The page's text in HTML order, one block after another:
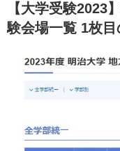
【大学受験2023
験会場一覧 1枚